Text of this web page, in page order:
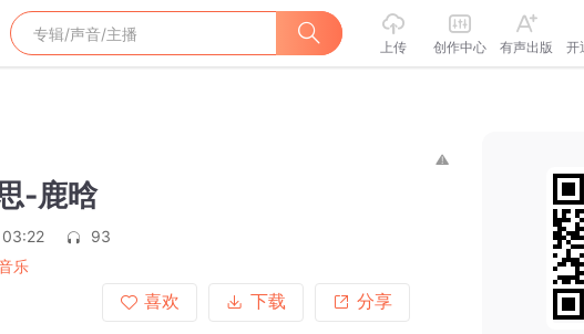
上传 创作中心 有声出版 开
-鹿晗
03:22
93
乐
喜欢
下载 分享